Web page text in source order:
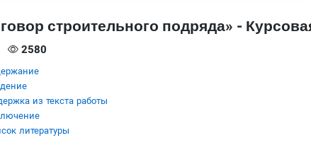
строительного подряда» -
2580
из текста работы
литературы